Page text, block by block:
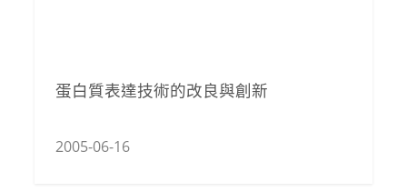
蛋白質表達技術的改良與創新
2005-06-16